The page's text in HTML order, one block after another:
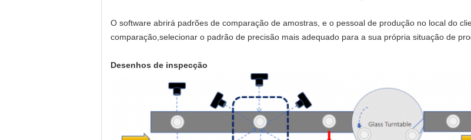
O software abrirá padrões de comparação de amostras, e o pessoal de produção no local do
comparação,selecionar o padrão de precisão mais adequado para a sua própria situação de
Desenhos de inspecção